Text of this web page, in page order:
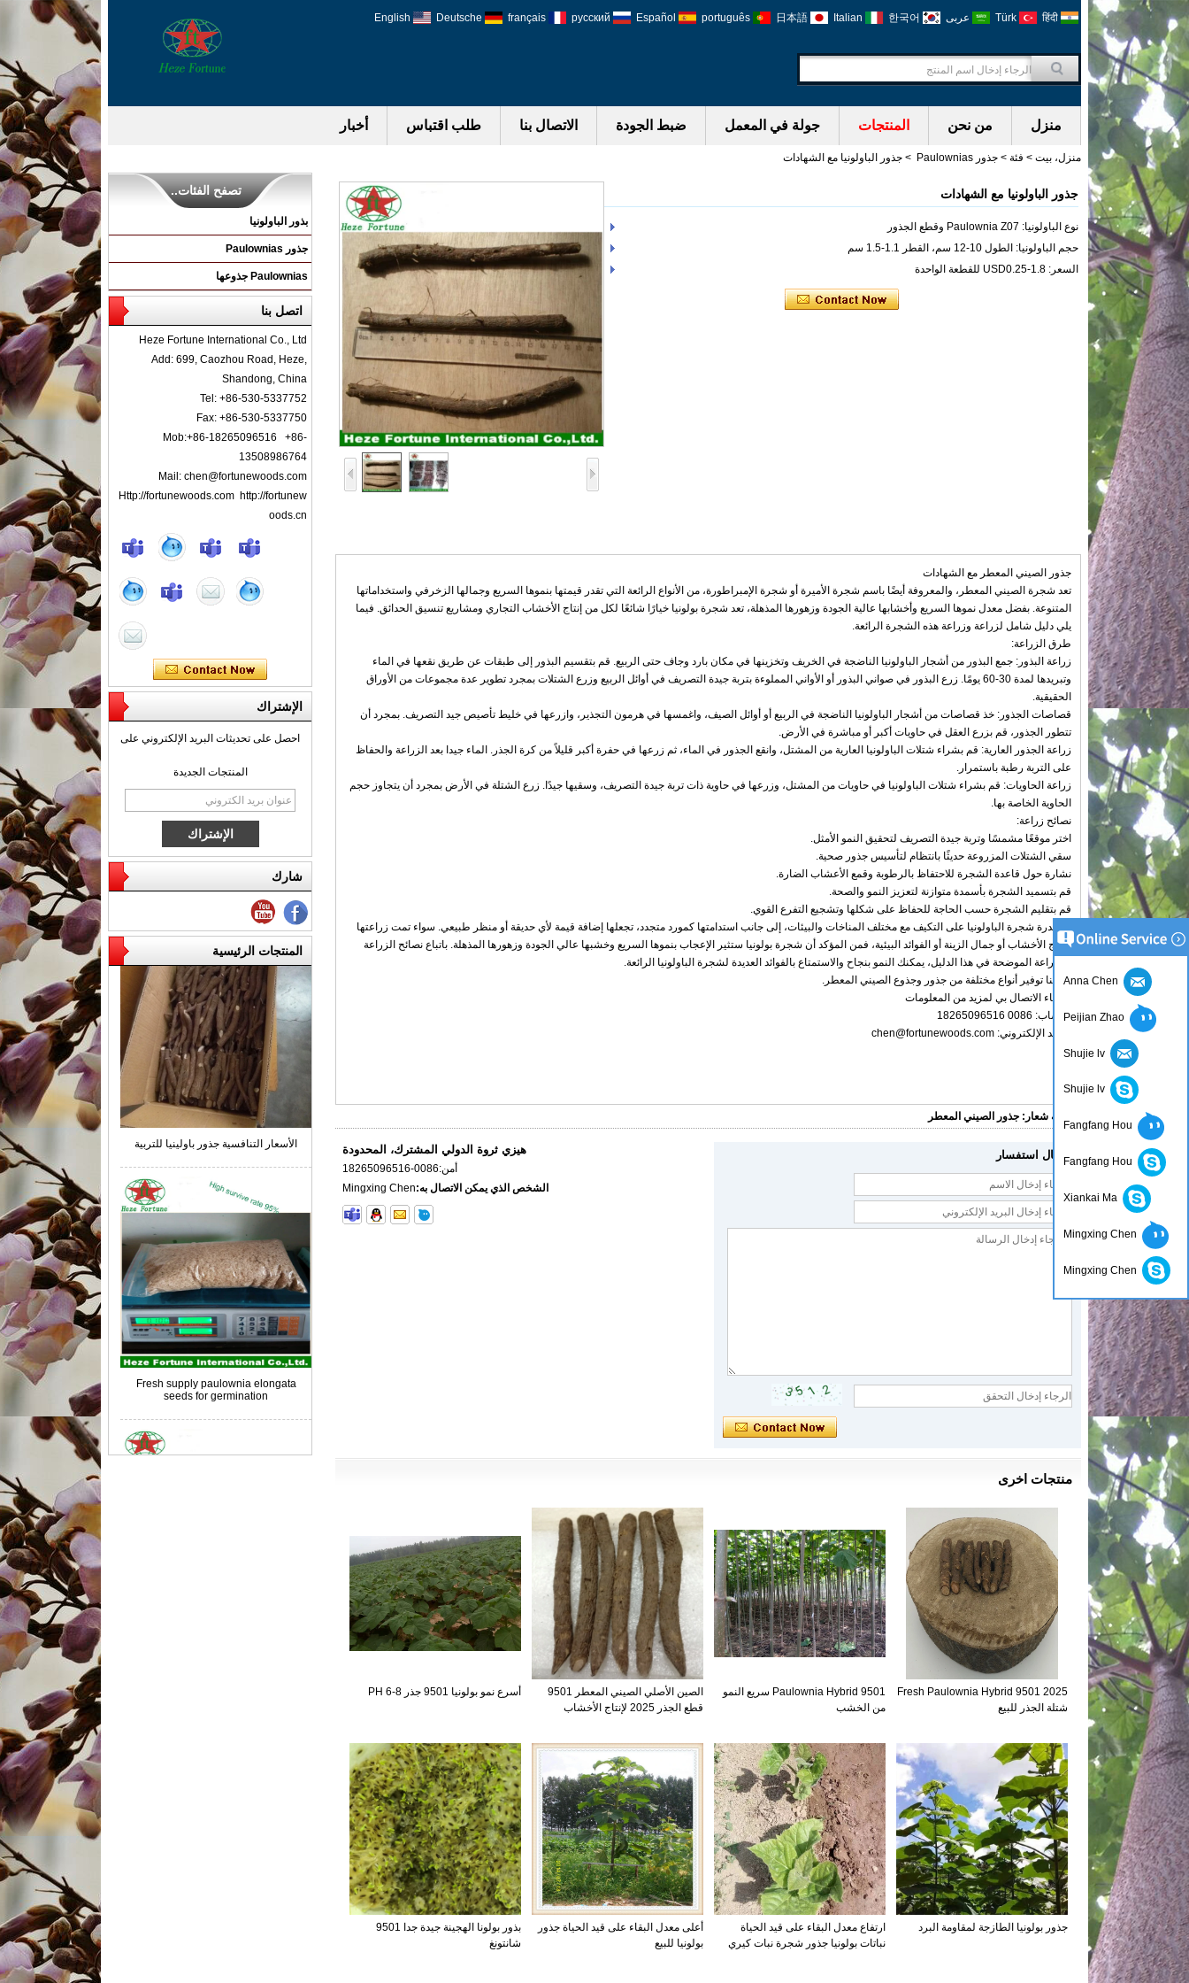
English Deutsche français русский Español português 日本語 Italian 한국어 عربى Türk हिंदी
منزل من نحن المنتجات جولة في المعمل ضبط الجودة الاتصال بنا طلب اقتباس أخبار
منزل، بيت > فئة > جذور Paulownias > جذور الباولونيا مع الشهادات
تصفح الفئات..
بذور الباولونيا
جذور Paulownias
Paulownias جذوعها
اتصل بنا
Heze Fortune International Co., Ltd
Add: 699, Caozhou Road, Heze,
Shandong, China
Tel: +86-530-5337752
Fax: +86-530-5337750
Mob:+86-18265096516 +86-
13508986764
Mail: chen@fortunewoods.com
Http://fortunewoods.com http://fortunew
oods.cn
اتصل الآن
الإشتراك
احصل على تحديثات البريد الإلكتروني على
المنتجات الجديدة
شارك
المنتجات الرئيسية
الأسعار التنافسية جذور باولينيا للتربية
Fresh supply paulownia elongata
seeds for germination
جذور الباولونيا مع الشهادات
نوع الباولونيا: Paulownia Z07 وقطع الجذور
حجم الباولونيا: الطول 10-12 سم، القطر 1.1-1.5 سم
السعر: USD0.25-1.8 للقطعة الواحدة
جذور الصيني المعطر مع الشهادات
تعد شجرة الصيني المعطر، والمعروفة أيضًا باسم شجرة الأميرة أو شجرة الإمبراطورة، من الأنواع الرائعة التي تقدر قيمتها بنموها السريع وجمالها الزخرفي واستخداماتها
المتنوعة. بفضل معدل نموها السريع وأخشابها عالية الجودة وزهورها المذهلة، تعد شجرة بولونيا خيارًا شائعًا لكل من إنتاج الأخشاب التجاري ومشاريع تنسيق الحدائق. فيما
يلي دليل شامل لزراعة وزراعة هذه الشجرة الرائعة.
طرق الزراعة:
زراعة البذور: جمع البذور من أشجار الباولونيا الناضجة في الخريف وتخزينها في مكان بارد وجاف حتى الربيع. قم بتقسيم البذور إلى طبقات عن طريق نقعها في الماء
وتبريدها لمدة 30-60 يومًا. زرع البذور في صواني البذور أو الأواني المملوءة بتربة جيدة التصريف في أوائل الربيع وزرع الشتلات بمجرد تطوير عدة مجموعات من الأوراق
الحقيقية.
قصاصات الجذور: خذ قصاصات من أشجار الباولونيا الناضجة في الربيع أو أوائل الصيف، واغمسها في هرمون التجذير، وازرعها في خليط تأصيص جيد التصريف. بمجرد أن
تتطور الجذور، قم بزرع العقل في حاويات أكبر أو مباشرة في الأرض.
زراعة الجذور العارية: قم بشراء شتلات الباولونيا العارية من المشتل، وانقع الجذور في الماء، ثم زرعها في حفرة أكبر قليلاً من كرة الجذر. الماء جيدا بعد الزراعة والحفاظ
على التربة رطبة باستمرار.
زراعة الحاويات: قم بشراء شتلات الباولونيا في حاويات من المشتل، وزرعها في حاوية ذات تربة جيدة التصريف، وسقيها جيدًا. زرع الشتلة في الأرض بمجرد أن يتجاوز حجم
الحاوية الخاصة بها.
نصائح زراعة:
اختر موقعًا مشمسًا وتربة جيدة التصريف لتحقيق النمو الأمثل.
سقي الشتلات المزروعة حديثًا بانتظام لتأسيس جذور صحية.
نشارة حول قاعدة الشجرة للاحتفاظ بالرطوبة وقمع الأعشاب الضارة.
قم بتسميد الشجرة بأسمدة متوازنة لتعزيز النمو والصحة.
قم بتقليم الشجرة حسب الحاجة للحفاظ على شكلها وتشجيع التفرع القوي.
إن قدرة شجرة الباولونيا على التكيف مع مختلف المناخات والبيئات، إلى جانب استدامتها كمورد متجدد، تجعلها إضافة قيمة لأي حديقة أو منظر طبيعي. سواء تمت زراعتها
لإنتاج الأخشاب أو جمال الزينة أو الفوائد البيئية، فمن المؤكد أن شجرة بولونيا ستثير الإعجاب بنموها السريع وخشبها عالي الجودة وزهورها المذهلة. باتباع نصائح الزراعة
والزراعة الموضحة في هذا الدليل، يمكنك النمو بنجاح والاستمتاع بالفوائد العديدة لشجرة الباولونيا الرائعة.
يمكننا توفير أنواع مختلفة من جذور وجذوع الصيني المعطر.
الرجاء الاتصال بي لمزيد من المعلومات
واتساب: 0086 18265096516
البريد الإلكتروني: chen@fortunewoods.com
بطاقة شعار: جذور الصيني المعطر
هيزي ثروة الدولي المشترك، المحدودة
أمن:0086-18265096516
الشخص الذي يمكن الاتصال به:Mingxing Chen
إرسال استفسار
منتجات اخرى
أسرع نمو بولونيا 9501 جذر PH 6-8
الصين الأصلي الصيني المعطر 9501
قطع الجذر 2025 لإنتاج الأخشاب
Paulownia Hybrid 9501 سريع النمو
من الخشب
2025 Fresh Paulownia Hybrid 9501
شتلة الجذر للبيع
بذور بولونا الهجينة جيدة جدا 9501
شانتونغ
أعلى معدل البقاء على قيد الحياة جذور
بولونيا للبيع
ارتفاع معدل البقاء على قيد الحياة
نباتات بولونيا جذور شجرة نبات كيري
جذور بولونيا الطازجة لمقاومة البرد
Anna Chen
Shujie lv